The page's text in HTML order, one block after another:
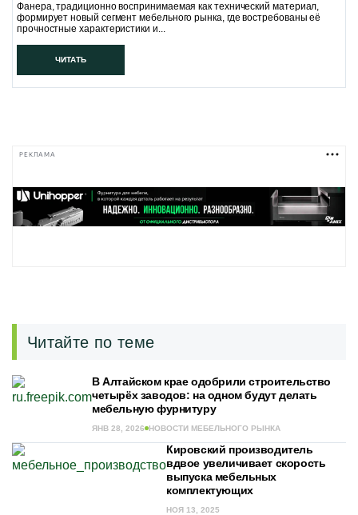
Фанера, традиционно воспринимаемая как технический материал,
формирует новый сегмент мебельного рынка, где востребованы её
прочностные характеристики и...
ЧИТАТЬ
РЕКЛАМА
Читайте по теме
В Алтайском крае одобрили строительство
четырёх заводов: на одном будут делать
мебельную фурнитуру
ЯНВ 28, 2026 НОВОСТИ МЕБЕЛЬНОГО РЫНКА
Кировский производитель
вдвое увеличивает скорость
выпуска мебельных
комплектующих
НОЯ 13, 2025